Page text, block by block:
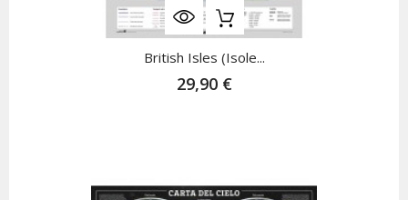
British Isles (Isole...
29,90 €